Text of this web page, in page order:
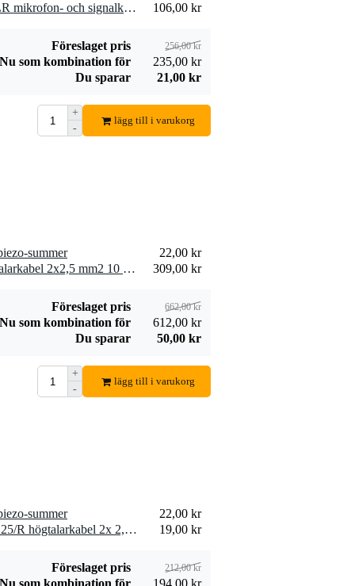
2 x Devine MIC100/10 XLR mikrofon- och signalkabel 10 meter
106,00 kr
Föreslaget pris 256,00 kr
Nu som kombination för
235,00 kr
Du sparar
21,00 kr
+
-
lägg till i varukorg
summer
22,00 kr
2 x Devine SPE25/10 högtalarkabel 2x2,5 mm2 10 meter
309,00 kr
Föreslaget pris 662,00 kr
Nu som kombination för
612,00 kr
Du sparar
50,00 kr
+
-
lägg till i varukorg
summer
22,00 kr
10 x Devine SPE25/R SPE25/R högtalarkabel 2x 2,5 mm2 per meter
19,00 kr
Föreslaget pris 212,00 kr